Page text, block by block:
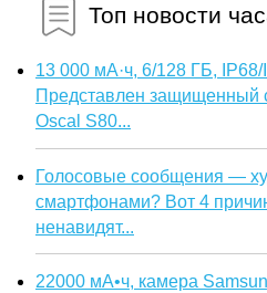
Топ новости
13 000 мА·ч, 6/128 ГБ,
Представлен защищенный
Oscal S80...
Голосовые сообщения —
смартфонами? Вот 4
ненавидят...
22000 мА•ч, камера